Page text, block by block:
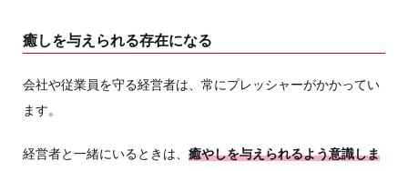
癒しを与えられる存在になる
会社や従業員を守る経営者は、常にプレッシャーがかかってい
ます。
経営者と一緒にいるときは、 癒やしを与えられるよう意識しま